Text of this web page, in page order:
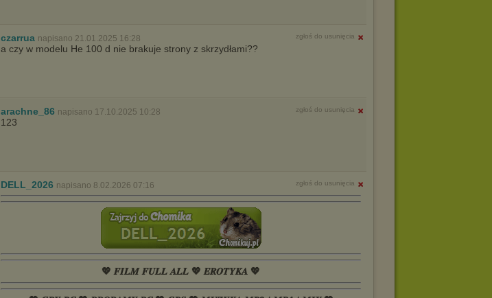
czarrua napisano 21.01.2025 16:28 zgłoś do usunięcia
a czy w modelu He 100 d nie brakuje strony z skrzydłami??
arachne_86 napisano 17.10.2025 10:28 zgłoś do usunięcia
123
DELL_2026 napisano 8.02.2026 07:16 zgłoś do usunięcia
💖 𝑭𝑰𝑳𝑴 𝑭𝑼𝑳𝑳 𝑨𝑳𝑳 💖 𝑬𝑹𝑶𝑻𝒀𝑲𝑨 💖